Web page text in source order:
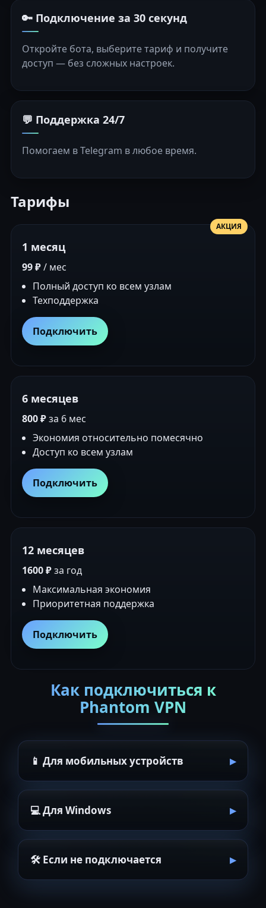
🔑 Подключение за 30 секунд
Откройте бота, выберите тариф и получите
доступ — без сложных настроек.
💬 Поддержка 24/7
Помогаем в Telegram в любое время.
Тарифы
АКЦИЯ
1 месяц
99 ₽/ мес
Полный доступ ко всем узлам
Техподдержка
Подключить
6 месяцев
800 ₽за 6 мес
Экономия относительно помесячно
Доступ ко всем узлам
Подключить
12 месяцев
1600 ₽за год
Максимальная экономия
Приоритетная поддержка
Подключить
Как подключиться к
Phantom VPN
📱 Для мобильных устройств
💻 Для Windows
🛠 Если не подключается